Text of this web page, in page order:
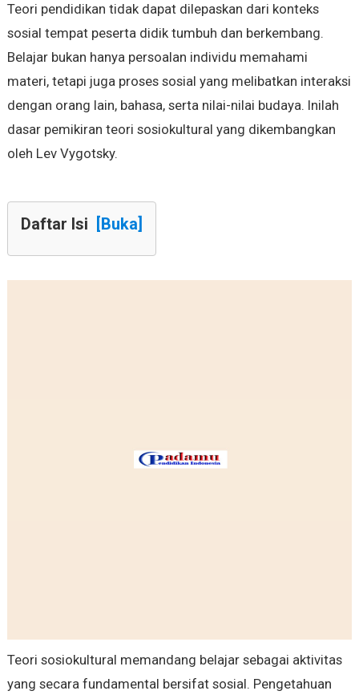
Teori pendidikan tidak dapat dilepaskan dari konteks
sosial tempat peserta didik tumbuh dan berkembang.
Belajar bukan hanya persoalan individu memahami
materi, tetapi juga proses sosial yang melibatkan interaksi
dengan orang lain, bahasa, serta nilai-nilai budaya. Inilah
dasar pemikiran teori sosiokultural yang dikembangkan
oleh Lev Vygotsky.
Daftar Isi [Buka]
Teori sosiokultural memandang belajar sebagai aktivitas
yang secara fundamental bersifat sosial. Pengetahuan